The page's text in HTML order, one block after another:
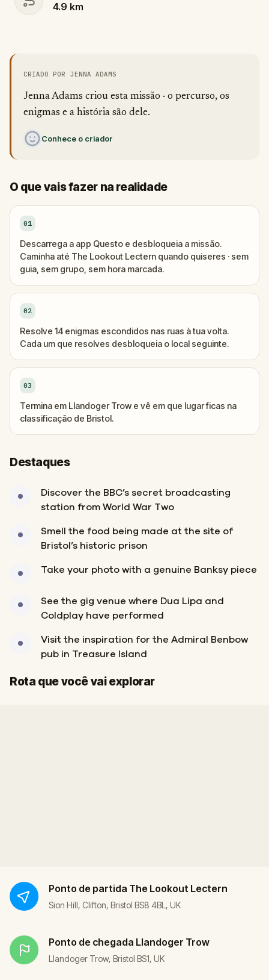
4.9 km
CRIADO POR JENNA ADAMS
Jenna Adams criou esta missão · o percurso, os
enigmas e a história são dele.
Conhece o criador
O que vais fazer na realidade
01
Descarrega a app Questo e desbloqueia a missão.
Caminha até The Lookout Lectern quando quiseres · sem
guia, sem grupo, sem hora marcada.
02
Resolve 14 enigmas escondidos nas ruas à tua volta.
Cada um que resolves desbloqueia o local seguinte.
03
Termina em Llandoger Trow e vê em que lugar ficas na
classificação de Bristol.
Destaques
Discover the BBC’s secret broadcasting
station from World War Two
Smell the food being made at the site of
Bristol’s historic prison
Take your photo with a genuine Banksy piece
See the gig venue where Dua Lipa and
Coldplay have performed
Visit the inspiration for the Admiral Benbow
pub in Treasure Island
Rota que você vai explorar
Início
Fim
Ponto de partida The Lookout Lectern
Sion Hill, Clifton, Bristol BS8 4BL, UK
Ponto de chegada Llandoger Trow
Llandoger Trow, Bristol BS1, UK